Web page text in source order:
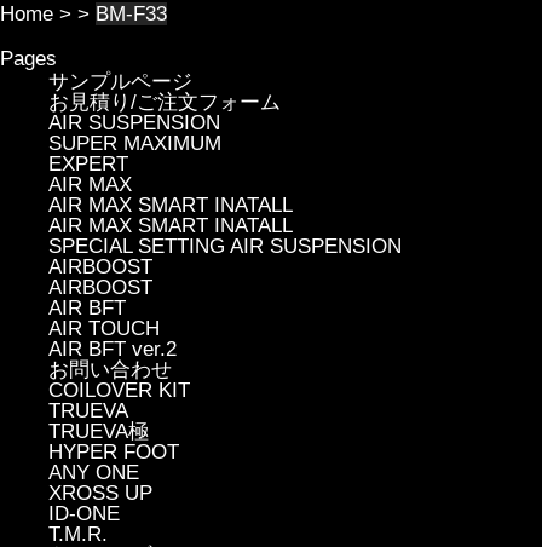
Home > > BM-F33
Pages
サンプルページ
お見積り/ご注文フォーム
AIR SUSPENSION
SUPER MAXIMUM
EXPERT
AIR MAX
AIR MAX SMART INATALL
AIR MAX SMART INATALL
SPECIAL SETTING AIR SUSPENSION
AIRBOOST
AIRBOOST
AIR BFT
AIR TOUCH
AIR BFT ver.2
お問い合わせ
COILOVER KIT
TRUEVA
TRUEVA極
HYPER FOOT
ANY ONE
XROSS UP
ID-ONE
T.M.R.